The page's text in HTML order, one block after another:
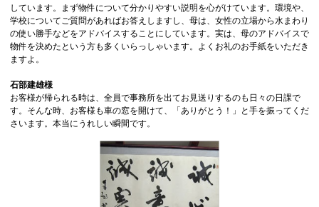
しています。まず物件について分かりやすい説明を心がけています。環境や、
学校についてご質問があればお答えしますし、母は、女性の立場から水まわり
の使い勝手などをアドバイスすることにしています。実は、母のアドバイスで
物件を決めたという方も多くいらっしゃいます。よくお礼のお手紙をいただき
ますよ。
石部建雄様
お客様が帰られる時は、全員で事務所を出てお見送りするのも日々の日課で
す。そんな時、お客様も車の窓を開けて、「ありがとう！」と手を振ってくだ
さいます。本当にうれしい瞬間です。